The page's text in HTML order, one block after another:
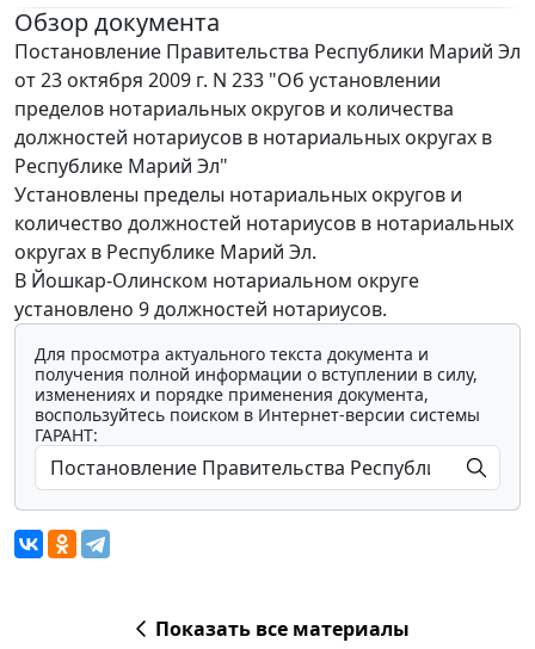
Обзор документа
Постановление Правительства Республики Марий Эл
от 23 октября 2009 г. N 233 "Об установлении
пределов нотариальных округов и количества
должностей нотариусов в нотариальных округах в
Республике Марий Эл"
Установлены пределы нотариальных округов и
количество должностей нотариусов в нотариальных
округах в Республике Марий Эл.
В Йошкар-Олинском нотариальном округе
установлено 9 должностей нотариусов.
Для просмотра актуального текста документа и
получения полной информации о вступлении в силу,
изменениях и порядке применения документа,
воспользуйтесь поиском в Интернет-версии системы
ГАРАНТ:
Показать все материалы